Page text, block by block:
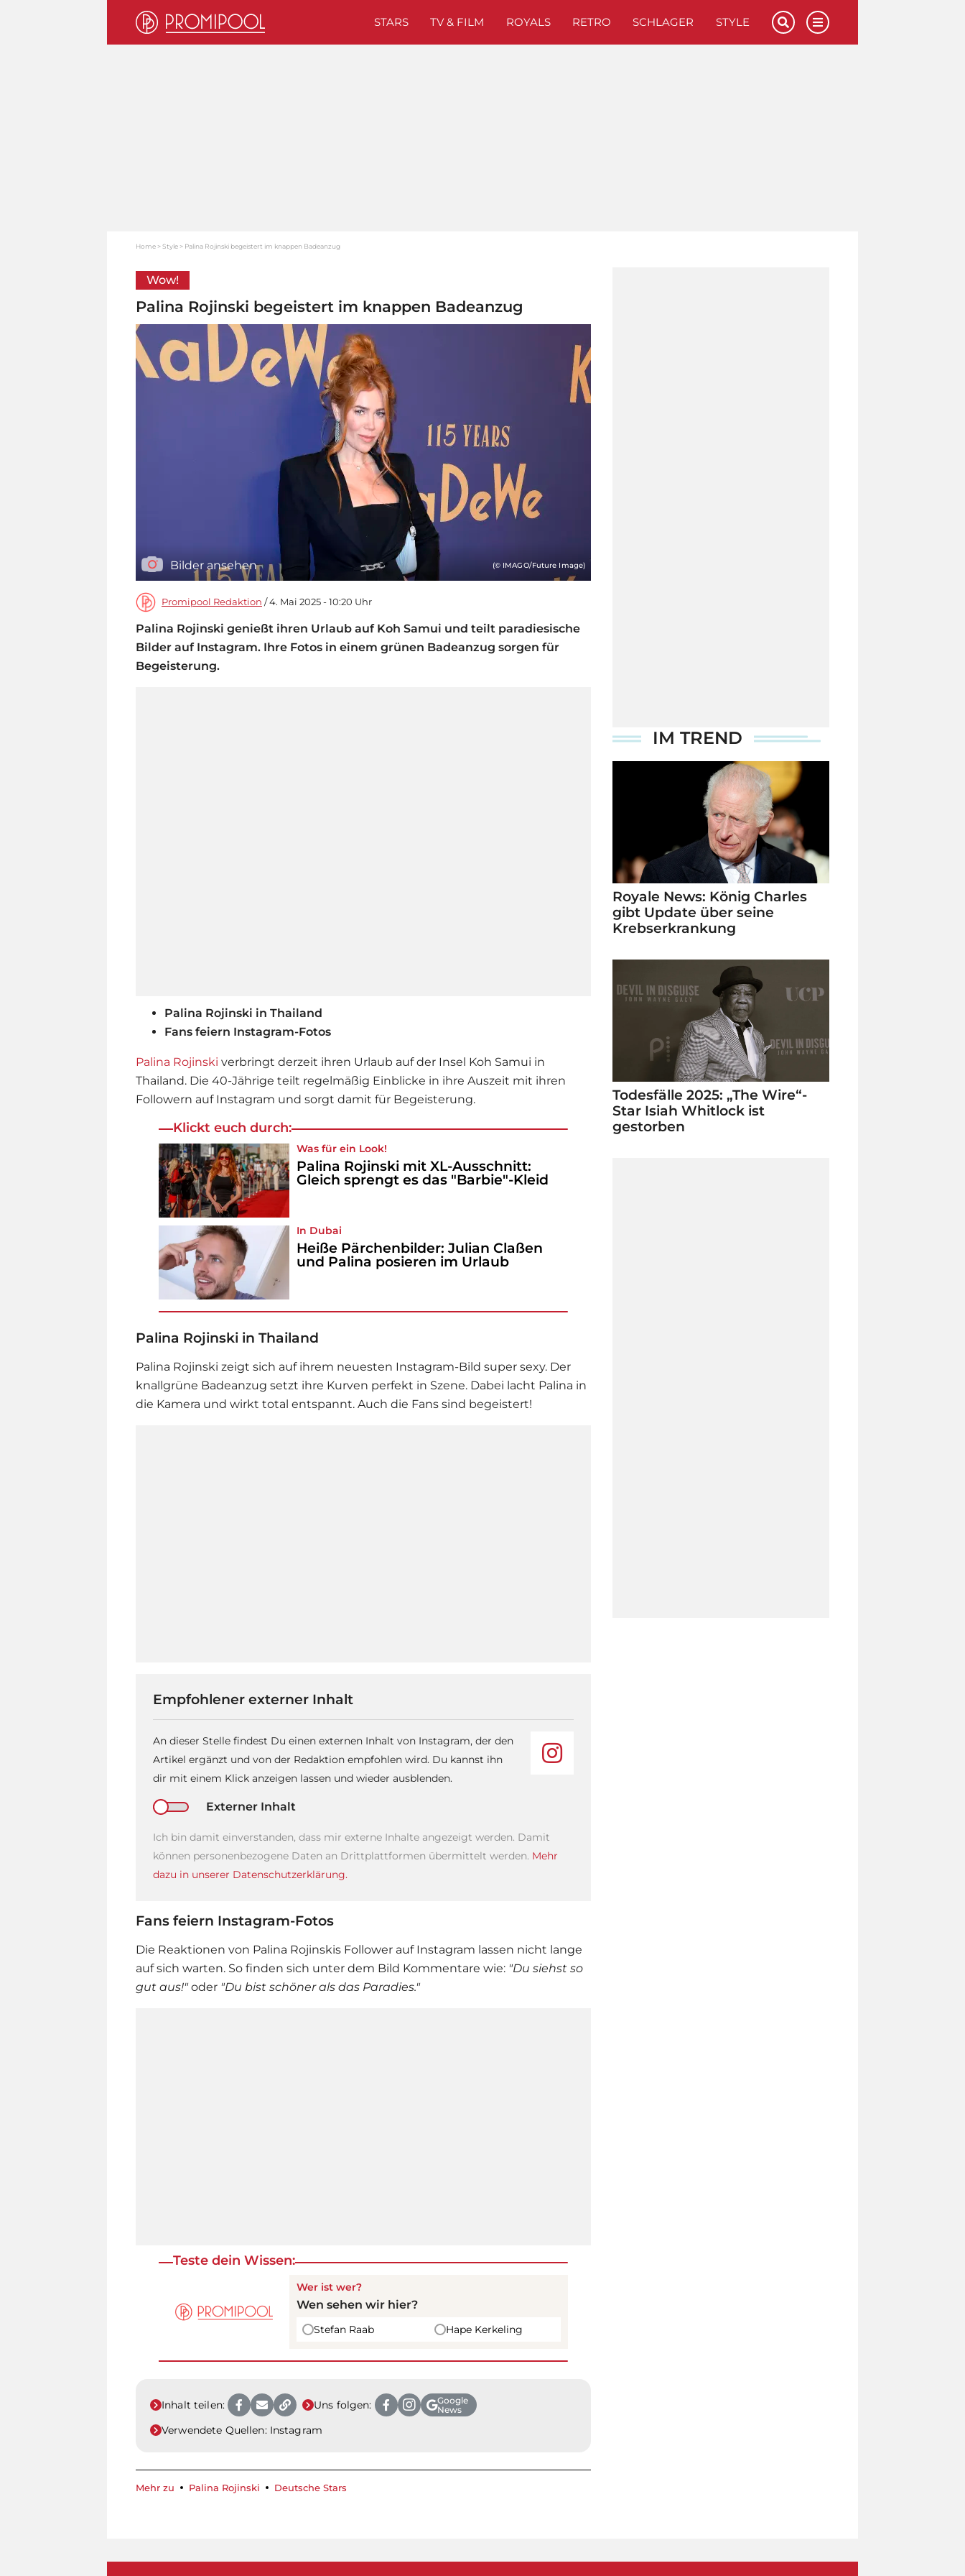
STARS TV & FILM ROYALS RETRO SCHLAGER STYLE
Home Style Palina Rojinski begeistert im knappen Badeanzug
Wow!
Palina Rojinski begeistert im knappen Badeanzug
Bilder ansehen (© IMAGO/Future Image)
Promipool Redaktion / 4. Mai 2025 - 10:20 Uhr
Palina Rojinski genießt ihren Urlaub auf Koh Samui und teilt paradiesische
Bilder auf Instagram. Ihre Fotos in einem grünen Badeanzug sorgen für
Begeisterung.
Palina Rojinski in Thailand
Fans feiern Instagram-Fotos
Palina Rojinski verbringt derzeit ihren Urlaub auf der Insel Koh Samui in
Thailand. Die 40-Jährige teilt regelmäßig Einblicke in ihre Auszeit mit ihren
Followern auf Instagram und sorgt damit für Begeisterung.
Klickt euch durch:
Was für ein Look!
Palina Rojinski mit XL-Ausschnitt:
Gleich sprengt es das "Barbie"-Kleid
In Dubai
Heiße Pärchenbilder: Julian Claßen
und Palina posieren im Urlaub
Palina Rojinski in Thailand
Palina Rojinski zeigt sich auf ihrem neuesten Instagram-Bild super sexy. Der
knallgrüne Badeanzug setzt ihre Kurven perfekt in Szene. Dabei lacht Palina in
die Kamera und wirkt total entspannt. Auch die Fans sind begeistert!
Empfohlener externer Inhalt
An dieser Stelle findest Du einen externen Inhalt von Instagram, der den
Artikel ergänzt und von der Redaktion empfohlen wird. Du kannst ihn
dir mit einem Klick anzeigen lassen und wieder ausblenden.
Externer Inhalt
Ich bin damit einverstanden, dass mir externe Inhalte angezeigt werden. Damit
können personenbezogene Daten an Drittplattformen übermittelt werden. Mehr
dazu in unserer Datenschutzerklärung.
Fans feiern Instagram-Fotos
Die Reaktionen von Palina Rojinskis Follower auf Instagram lassen nicht lange
auf sich warten. So finden sich unter dem Bild Kommentare wie: "Du siehst so
gut aus!" oder "Du bist schöner als das Paradies."
Teste dein Wissen:
Wer ist wer?
Wen sehen wir hier?
Stefan Raab Hape Kerkeling
Inhalt teilen: Uns folgen:
Google
News
Verwendete Quellen: Instagram
Mehr zu Palina Rojinski Deutsche Stars
IM TREND
Royale News: König Charles
gibt Update über seine
Krebserkrankung
Todesfälle 2025: „The Wire“-
Star Isiah Whitlock ist
gestorben